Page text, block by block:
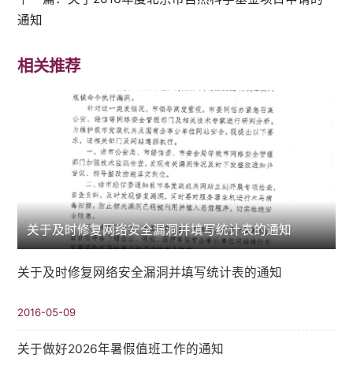
通知
相关推荐
关于及时修复网络安全漏洞并填写统计表的通知
关于及时修复网络安全漏洞并填写统计表的通知
2016-05-09
关于做好2026年暑假值班工作的通知